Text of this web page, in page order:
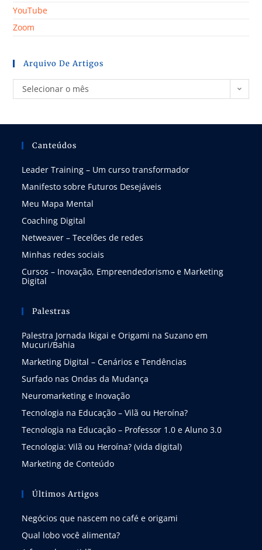
YouTube
Zoom
Arquivo De Artigos
Selecionar o mês
Canteúdos
Leader Training – Um curso transformador
Manifesto sobre Futuros Desejáveis
Meu Mapa Mental
Coaching Digital
Netweaver – Tecelões de redes
Minhas redes sociais
Cursos – Inovação, Empreendedorismo e Marketing
Digital
Palestras
Palestra Jornada Ikigai e Origami na Suzano em
Mucuri/Bahia
Marketing Digital – Cenários e Tendências
Surfado nas Ondas da Mudança
Neuromarketing e Inovação
Tecnologia na Educação – Vilã ou Heroína?
Tecnologia na Educação – Professor 1.0 e Aluno 3.0
Tecnologia: Vilã ou Heroína? (vida digital)
Marketing de Conteúdo
Últimos Artigos
Negócios que nascem no café e origami
Qual lobo você alimenta?